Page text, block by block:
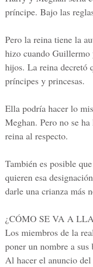
príncipe. Bajo las
Pero la reina tiene la
hizo cuando Guillermo
hijos. La reina decretó
príncipes y princesas.
Ella podría hacer lo
Meghan. Pero no se
reina al respecto.
También es posible
quieren esa
darle una crianza más
¿CÓMO SE VA A
Los miembros de la
poner un nombre a sus
Al hacer el anuncio